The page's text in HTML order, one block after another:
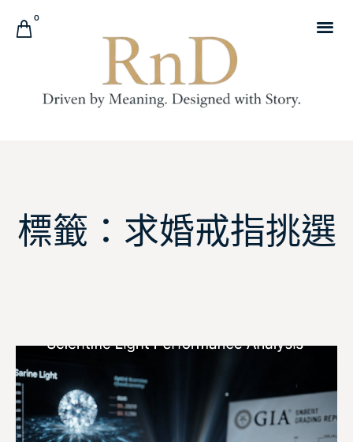
0
標籤：求婚戒指挑選